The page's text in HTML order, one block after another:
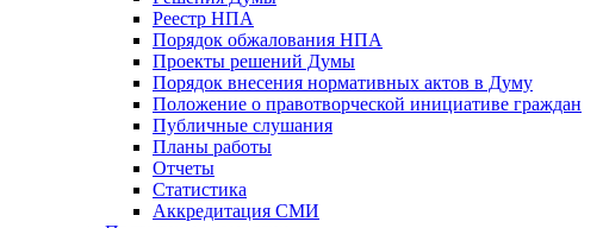
Реестр НПА
Порядок обжалования НПА
Проекты решений Думы
Порядок внесения нормативных актов в Думу
Положение о правотворческой инициативе граждан
Публичные слушания
Планы работы
Отчеты
Статистика
Аккредитация СМИ